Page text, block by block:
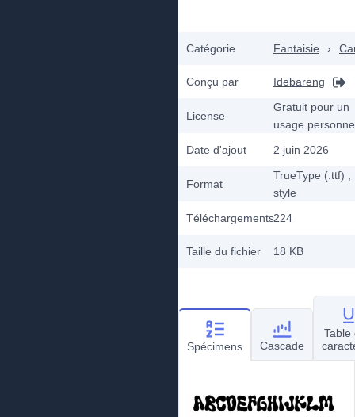
Catégorie Fantaisie ›
Conçu par Idebareng
License
Gratuit pour un
usage
Date d'ajout
2 juin 2026
Format
TrueType (.ttf)
style
Téléchargements224
Taille du fichier 18 KB
Spécimens Cascade
Table